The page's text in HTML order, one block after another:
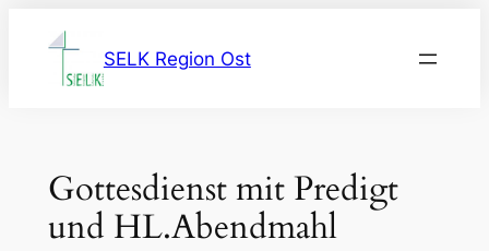
Inhalt
springen
SELK Region Ost
Gottesdienst mit Predigt
und HL.Abendmahl